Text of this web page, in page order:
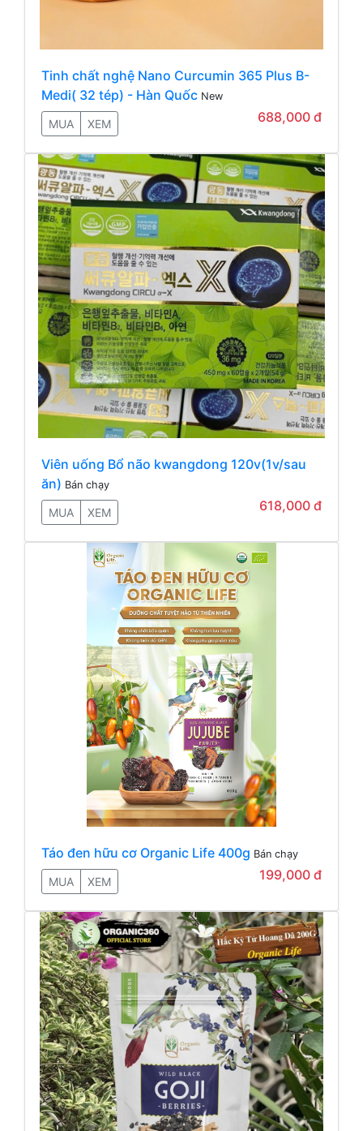
Tinh chất nghệ Nano Curcumin 365 Plus B-
Medi( 32 tép) - Hàn Quốc New
MUA XEM 688,000 đ
Viên uống Bổ não kwangdong 120v(1v/sau
ăn) Bán chạy
MUA XEM 618,000 đ
Táo đen hữu cơ Organic Life 400g Bán chạy
MUA XEM 199,000 đ